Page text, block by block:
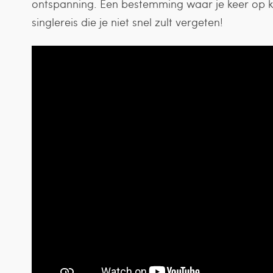
ontspanning. Een bestemming waar je keer op
singlereis die je niet snel zult vergeten!